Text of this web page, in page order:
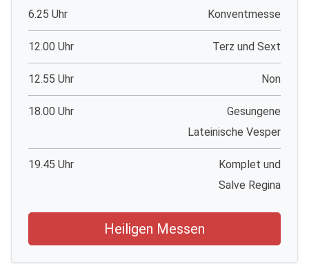
6.25 Uhr Konventmesse
12.00 Uhr Terz und Sext
12.55 Uhr Non
18.00 Uhr
Gesungene
Lateinische Vesper
19.45 Uhr
Komplet und
Salve Regina
Heiligen Messen